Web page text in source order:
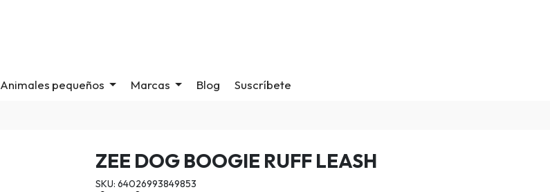
Animales pequeños Marcas Blog Suscríbete
ZEE DOG BOOGIE RUFF LEASH
SKU: 64026993849853